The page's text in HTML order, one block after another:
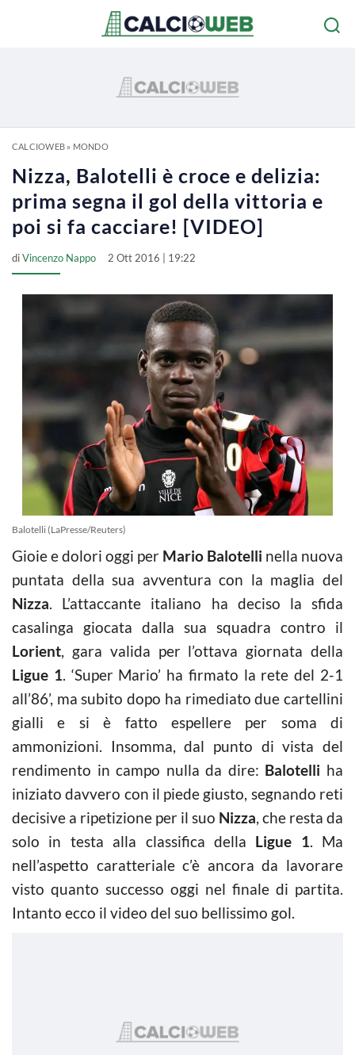
CALCIOWEB» MONDO
Nizza, Balotelli è croce e delizia:
prima segna il gol della vittoria e
poi si fa cacciare! [VIDEO]
diVincenzo Nappo 2 Ott 2016 | 19:22
Balotelli (LaPresse/Reuters)
Gioie e dolori oggi per Mario Balotelli nella nuova
puntata della sua avventura con la maglia del
Nizza. L’attaccante italiano ha deciso la sfida
casalinga giocata dalla sua squadra contro il
Lorient, gara valida per l’ottava giornata della
Ligue 1. ‘Super Mario’ ha firmato la rete del 2-1
all’86’, ma subito dopo ha rimediato due cartellini
gialli e si è fatto espellere per soma di
ammonizioni. Insomma, dal punto di vista del
rendimento in campo nulla da dire: Balotelli ha
iniziato davvero con il piede giusto, segnando reti
decisive a ripetizione per il suo Nizza, che resta da
solo in testa alla classifica della Ligue 1. Ma
nell’aspetto caratteriale c’è ancora da lavorare
visto quanto successo oggi nel finale di partita.
Intanto ecco il video del suo bellissimo gol.